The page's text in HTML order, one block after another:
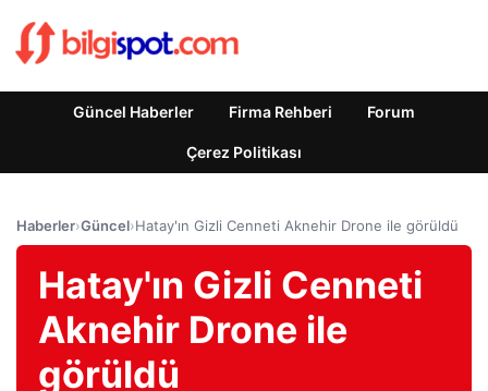
Güncel Haberler Firma Rehberi Forum
Çerez Politikası
Haberler›Güncel›Hatay'ın Gizli Cenneti Aknehir Drone ile görüldü
Hatay'ın Gizli Cenneti
Aknehir Drone ile
görüldü